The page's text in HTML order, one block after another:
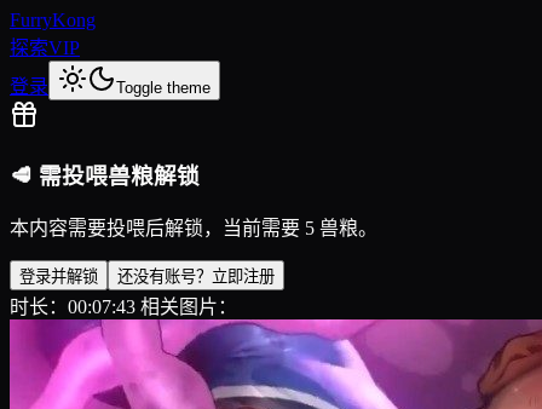
FurryKong
探索VIP
登录
Toggle theme
🥩 需投喂兽粮解锁
本内容需要投喂后解锁，当前需要 5 兽粮。
登录并解锁 还没有账号？立即注册
时长：00:07:43 相关图片：